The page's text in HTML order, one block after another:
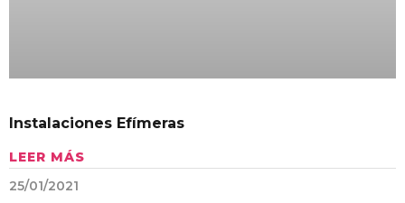
Instalaciones Efímeras
LEER MÁS
25/01/2021